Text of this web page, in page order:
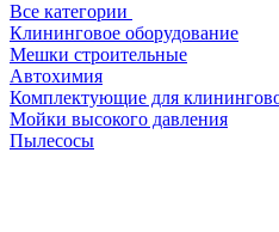
Все категории
Клининговое оборудование
Мешки строительные
Автохимия
Комплектующие для
Мойки высокого давления
Пылесосы